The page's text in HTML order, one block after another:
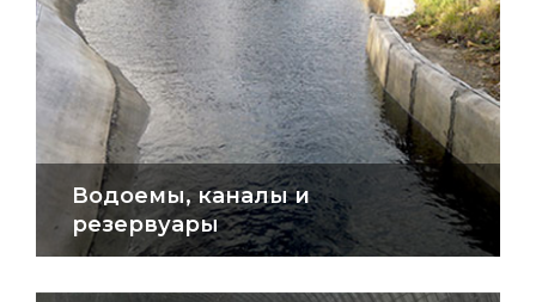
Водоемы, каналы и
резервуары